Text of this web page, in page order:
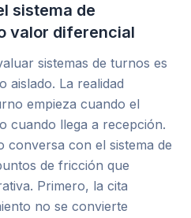
sistema de
valor diferencial
sistemas de turnos es
aislado. La realidad
empieza cuando el
cuando llega a recepción.
conversa con el sistema de
de fricción que
Primero, la cita
no se convierte